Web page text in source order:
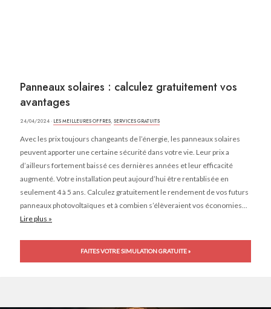
Panneaux solaires : calculez gratuitement vos
avantages
24/04/2024 · LES MEILLEURES OFFRES, SERVICES GRATUITS
Avec les prix toujours changeants de l’énergie, les panneaux solaires
peuvent apporter une certaine sécurité dans votre vie. Leur prix a
d’ailleurs fortement baissé ces dernières années et leur efficacité
augmenté. Votre installation peut aujourd’hui être rentablisée en
seulement 4 à 5 ans. Calculez gratuitement le rendement de vos futurs
panneaux photovoltaïques et à combien s’élèveraient vos économies...
Lire plus »
FAITES VOTRE SIMULATION GRATUITE »